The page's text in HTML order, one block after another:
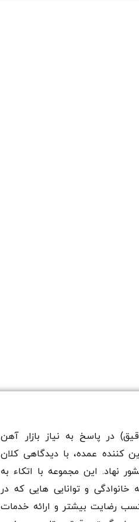
در پاسخ به نیاز بازار آهن‌
کننده عمده، با دیدگاهی کلان
نهاد. این مجموعه با اتکاء به
خانوادگی و توانایی هایی که در
رضایت بیشتر و ارائه خدمات